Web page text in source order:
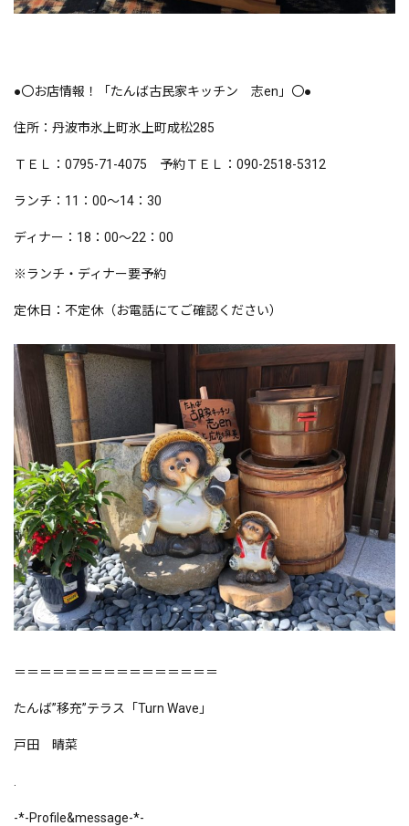
●〇お店情報！「たんば古民家キッチン 志en」〇●
住所：丹波市氷上町氷上町成松285
ＴＥＬ：0795-71-4075 予約ＴＥＬ：090-2518-5312
ランチ：11：00～14：30
ディナー：18：00～22：00
※ランチ・ディナー要予約
定休日：不定休（お電話にてご確認ください）
＝＝＝＝＝＝＝＝＝＝＝＝＝＝＝＝
たんば”移充”テラス「Turn Wave」
戸田 晴菜
-*-Profile&message-*-